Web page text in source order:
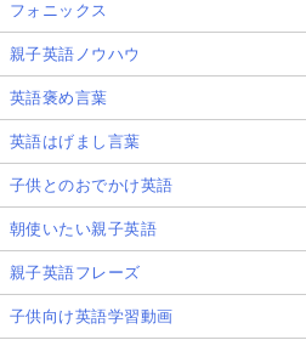
フォニックス
親子英語ノウハウ
英語褒め言葉
英語はげまし言葉
子供とのおでかけ英語
朝使いたい親子英語
親子英語フレーズ
子供向け英語学習動画